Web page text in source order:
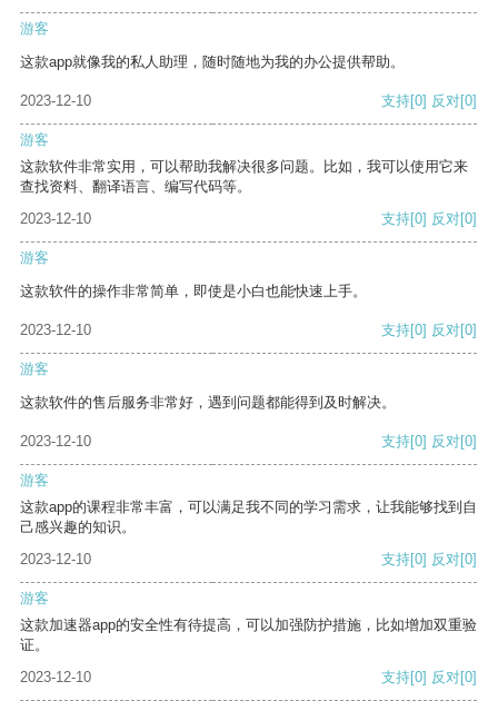
游客
这款app就像我的私人助理，随时随地为我的办公提供帮助。
2023-12-10 支持[0] 反对[0]
游客
这款软件非常实用，可以帮助我解决很多问题。比如，我可以使用它来
查找资料、翻译语言、编写代码等。
2023-12-10
支持[0] 反对[0]
游客
这款软件的操作非常简单，即使是小白也能快速上手。
2023-12-10 支持[0] 反对[0]
游客
这款软件的售后服务非常好，遇到问题都能得到及时解决。
2023-12-10 支持[0] 反对[0]
游客
这款app的课程非常丰富，可以满足我不同的学习需求，让我能够找到自
己感兴趣的知识。
2023-12-10
支持[0] 反对[0]
游客
这款加速器app的安全性有待提高，可以加强防护措施，比如增加双重验
证。
2023-12-10
支持[0] 反对[0]